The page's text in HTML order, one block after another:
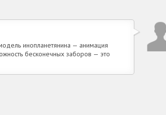
инопланетянина — анимация
бесконечных заборов — это